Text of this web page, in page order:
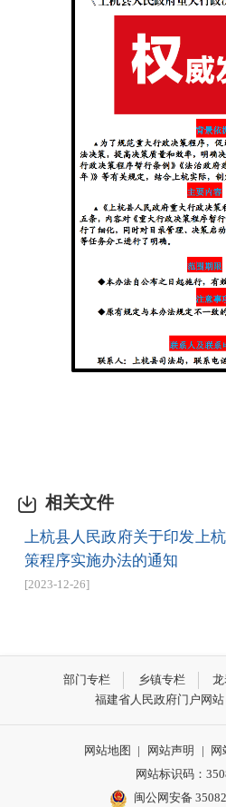
相关文件
上杭县人民政府关于印发上
策程序实施办法的通知
[2023-12-26]
部门专栏 乡镇专栏
福建省人民政府门户网站
网站地图 | 网站声明 | 网
网站标识码：
闽公网安备